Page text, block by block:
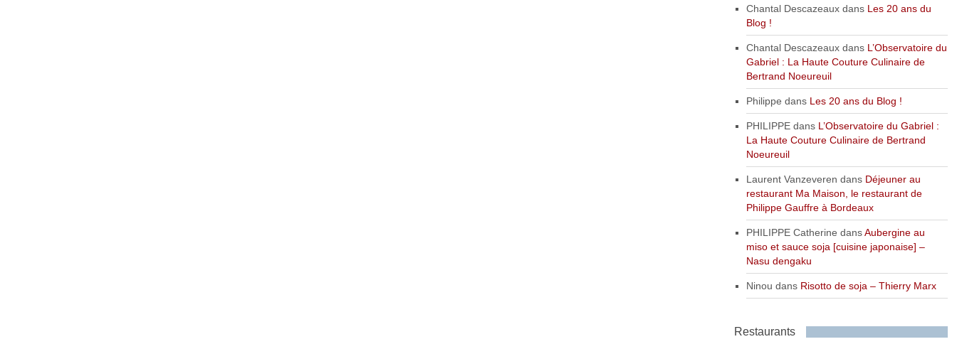
Chantal Descazeauxdans Les 20 ans du
Blog !
Chantal Descazeauxdans L’Observatoire du
Gabriel : La Haute Couture Culinaire de
Bertrand Noeureuil
Philippe dans Les 20 ans du Blog !
PHILIPPEdans L’Observatoire du Gabriel :
La Haute Couture Culinaire de Bertrand
Noeureuil
Laurent Vanzeveren dans Déjeuner au
restaurant Ma Maison, le restaurant de
Philippe Gauffre à Bordeaux
PHILIPPE Catherine dansAubergine au
miso et sauce soja [cuisine japonaise] –
Nasu dengaku
Ninou dans Risotto de soja – Thierry Marx
Restaurants